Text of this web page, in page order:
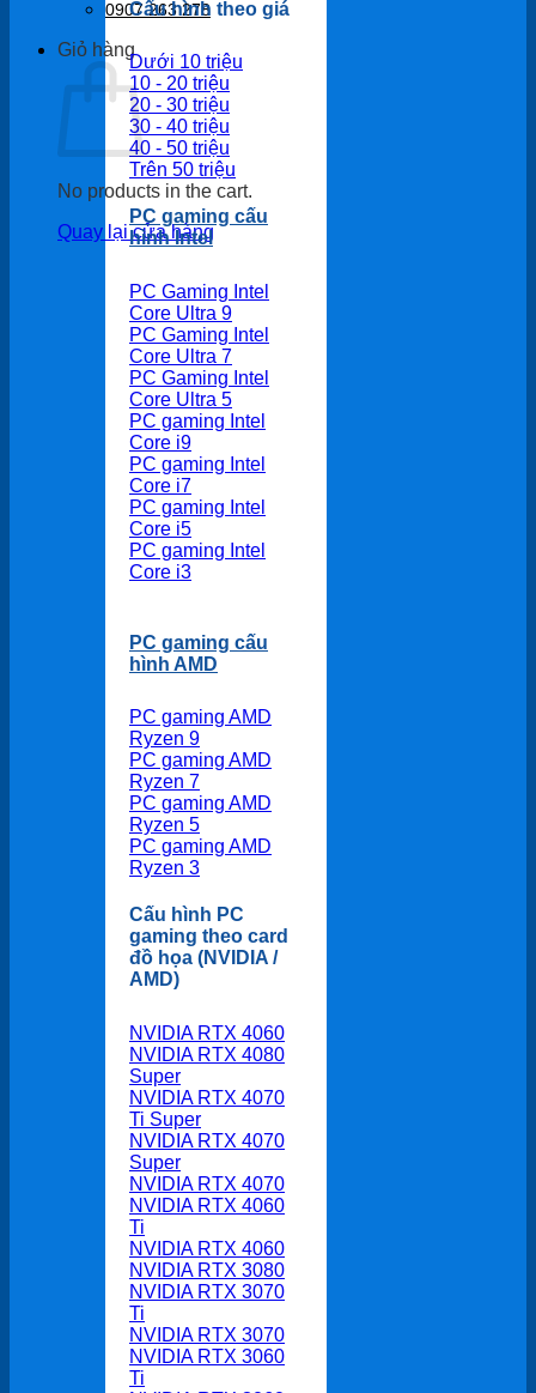
0907 263 278
Giỏ hàng
No products in the cart.
Quay lại cửa hàng
Cấu hình theo giá
Dưới 10 triệu
10 - 20 triệu
20 - 30 triệu
30 - 40 triệu
40 - 50 triệu
Trên 50 triệu
PC gaming cấu
hình Intel
PC Gaming Intel
Core Ultra 9
PC Gaming Intel
Core Ultra 7
PC Gaming Intel
Core Ultra 5
PC gaming Intel
Core i9
PC gaming Intel
Core i7
PC gaming Intel
Core i5
PC gaming Intel
Core i3
PC gaming cấu
hình AMD
PC gaming AMD
Ryzen 9
PC gaming AMD
Ryzen 7
PC gaming AMD
Ryzen 5
PC gaming AMD
Ryzen 3
Cấu hình PC
gaming theo card
đồ họa (NVIDIA /
AMD)
NVIDIA RTX 4060
NVIDIA RTX 4080
Super
NVIDIA RTX 4070
Ti Super
NVIDIA RTX 4070
Super
NVIDIA RTX 4070
NVIDIA RTX 4060
Ti
NVIDIA RTX 4060
NVIDIA RTX 3080
NVIDIA RTX 3070
Ti
NVIDIA RTX 3070
NVIDIA RTX 3060
Ti